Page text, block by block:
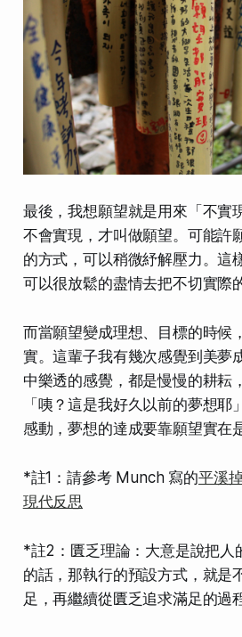
最後，我想願望就是用來「不實
不會實現，才叫做願望。可能許
的方式，可以稍微紓解壓力。這
可以很放鬆的盡情去把不切實際
而當願望變成理想、目標的時候
實。這輩子我有幾次感覺到美夢
中樂透的感覺，都是慢慢的耕耘
「咦？這是我好久以前的夢想耶
感動，夢想的達成要靠願望實在
*註1：請參考 Munch 寫的平溪
現代反思
*註2：匱乏理論：大意是說把人
的話，那執行的預設方式，就是
足，再繼續從匱乏追求滿足的過